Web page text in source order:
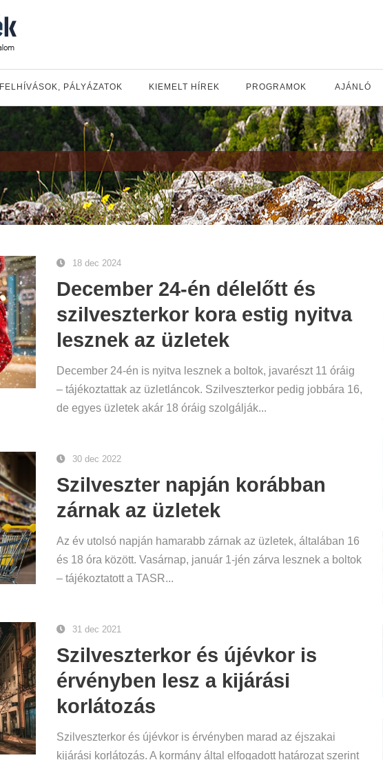
FELHÍVÁSOK, PÁLYÁZATOK KIEMELT HÍREK PROGRAMOK AJÁNLÓ
18 dec 2024
December 24-én délelőtt és
szilveszterkor kora estig nyitva
lesznek az üzletek
December 24-én is nyitva lesznek a boltok, javarészt 11 óráig
– tájékoztattak az üzletláncok. Szilveszterkor pedig jobbára 16,
de egyes üzletek akár 18 óráig szolgálják...
30 dec 2022
Szilveszter napján korábban
zárnak az üzletek
Az év utolsó napján hamarabb zárnak az üzletek, általában 16
és 18 óra között. Vasárnap, január 1-jén zárva lesznek a boltok
– tájékoztatott a TASR...
31 dec 2021
Szilveszterkor és újévkor is
érvényben lesz a kijárási
korlátozás
Szilveszterkor és újévkor is érvényben marad az éjszakai
kijárási korlátozás. A kormány által elfogadott határozat szerint